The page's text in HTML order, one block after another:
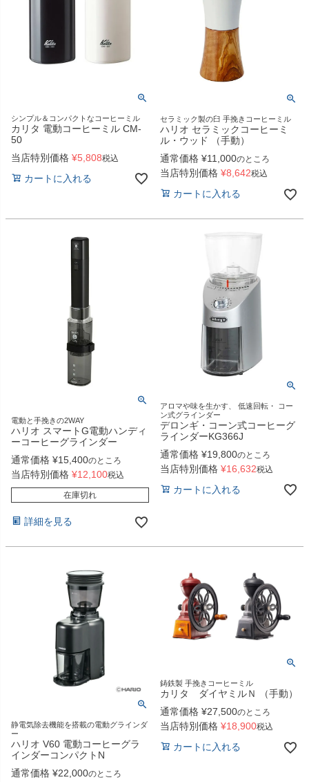
シンプル＆コンパクトなコーヒーミル
カリタ 電動コーヒーミル CM-
50
当店特別価格 ¥5,808税込
カートに入れる
セラミック製の臼 手挽きコーヒーミル
ハリオ セラミックコーヒーミ
ル・ウッド （手動）
通常価格 ¥11,000のところ
当店特別価格 ¥8,642税込
カートに入れる
電動と手挽きの2WAY
ハリオ スマートG電動ハンディ
ーコーヒーグラインダー
通常価格 ¥15,400のところ
当店特別価格 ¥12,100税込
在庫切れ
詳細を見る
アロマや味を生かす、 低速回転・ コー
ン式グラインダー
デロンギ・コーン式コーヒーグ
ラインダーKG366J
通常価格 ¥19,800のところ
当店特別価格 ¥16,632税込
カートに入れる
静電気除去機能を搭載の電動グラインダ
ー
ハリオ V60 電動コーヒーグラ
インダーコンパクトN
通常価格 ¥22,000のところ
鋳鉄製 手挽きコーヒーミル
カリタ ダイヤミルＮ （手動）
通常価格 ¥27,500のところ
当店特別価格 ¥18,900税込
カートに入れる